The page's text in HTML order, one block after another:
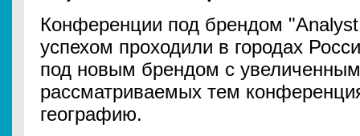
Конференции под брендом
успехом проходили в городах
под новым брендом с
рассматриваемых тем
географию.